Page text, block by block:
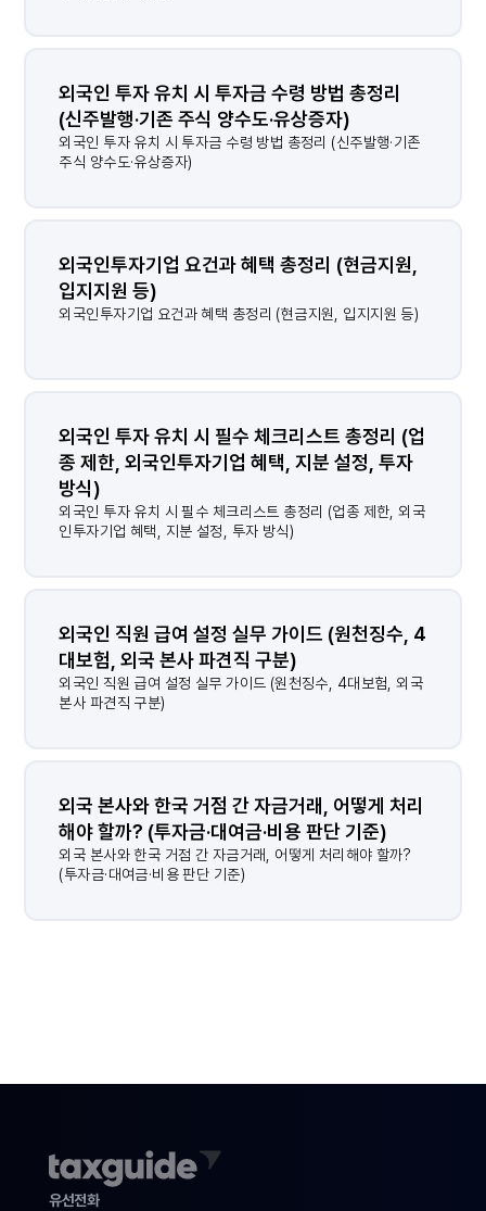
외국인 투자 유치 시 투자금 수령 방법 총정리
(신주발행·기존 주식 양수도·유상증자)
외국인 투자 유치 시 투자금 수령 방법 총정리 (신주발행·기존
주식 양수도·유상증자)
외국인투자기업 요건과 혜택 총정리 (현금지원,
입지지원 등)
외국인투자기업 요건과 혜택 총정리 (현금지원, 입지지원 등)
외국인 투자 유치 시 필수 체크리스트 총정리 (업
종 제한, 외국인투자기업 혜택, 지분 설정, 투자
방식)
외국인 투자 유치 시 필수 체크리스트 총정리 (업종 제한, 외국
인투자기업 혜택, 지분 설정, 투자 방식)
외국인 직원 급여 설정 실무 가이드 (원천징수, 4
대보험, 외국 본사 파견직 구분)
외국인 직원 급여 설정 실무 가이드 (원천징수, 4대보험, 외국
본사 파견직 구분)
외국 본사와 한국 거점 간 자금거래, 어떻게 처리
해야 할까? (투자금·대여금·비용 판단 기준)
외국 본사와 한국 거점 간 자금거래, 어떻게 처리해야 할까?
(투자금·대여금·비용 판단 기준)
결과가 없습니다.
유선전화